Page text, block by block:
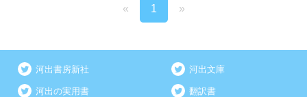
« 1 »
河出書房新社 河出文庫
河出の実用書 翻訳書